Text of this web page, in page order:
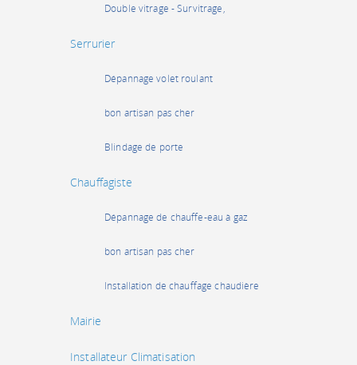
Double vitrage - Survitrage,
Serrurier
Dépannage volet roulant
bon artisan pas cher
Blindage de porte
Chauffagiste
Dépannage de chauffe-eau à gaz
bon artisan pas cher
Installation de chauffage chaudière
Mairie
Installateur Climatisation